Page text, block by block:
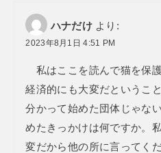
ハナだけ より:
2023年8月1日 4:51 PM
私はここを読んで猫を保
経済的にも大変だというこ
分かって始めた団体じゃな
めたきっかけは何ですか。
変だから他の所に言ってく